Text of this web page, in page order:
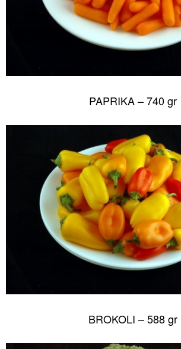
PAPRIKA – 740 gr
BROKOLI – 588 gr